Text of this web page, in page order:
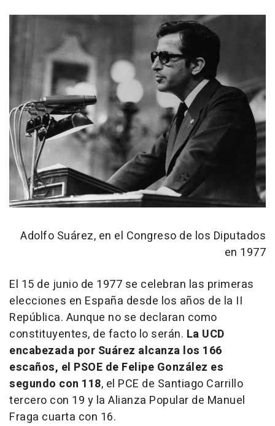
Adolfo Suárez, en el Congreso de los Diputados
en 1977
El 15 de junio de 1977 se celebran las primeras
elecciones en España desde los años de la II
República. Aunque no se declaran como
constituyentes, de facto lo serán. La UCD
encabezada por Suárez alcanza los 166
escaños, el PSOE de Felipe González es
segundo con 118, el PCE de Santiago Carrillo
tercero con 19 y la Alianza Popular de Manuel
Fraga cuarta con 16.